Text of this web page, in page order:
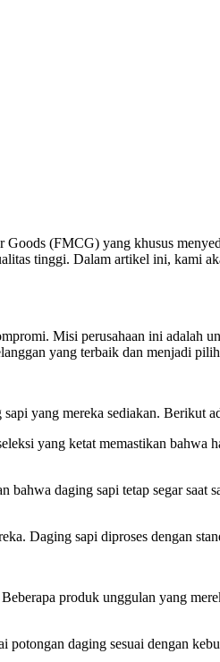
(FMCG) yang khusus
tinggi. Dalam artikel ini, kami
Misi perusahaan ini adalah
yang terbaik dan menjadi
yang mereka sediakan. Berikut
yang ketat memastikan bahwa
daging sapi tetap segar saat
Daging sapi diproses dengan
produk unggulan yang
daging sesuai dengan